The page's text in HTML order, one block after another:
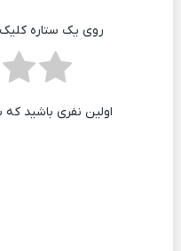
روی یک ستاره کلیک
اولین نفری باشید